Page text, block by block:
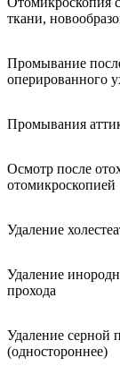
ткани,
Промывание
оперированного
Промывания
Осмотр после
отомикроскопией
Удаление
Удаление
прохода
Удаление серной
(одностороннее)